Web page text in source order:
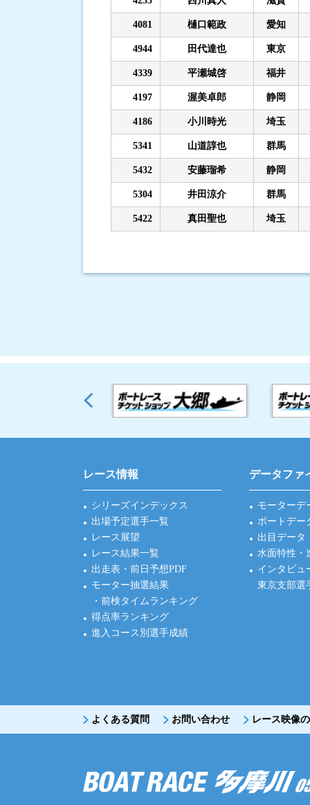
4081 樋口範政 愛知
4944 田代達也 東京
4339 平瀬城啓 福井
4197 渥美卓郎 静岡
4186 小川時光 埼玉
5341 山道諄也 群馬
5432 安藤瑠希 静岡
5304 井田涼介 群馬
5422 真田聖也 埼玉
レース情報
シリーズインデックス
出場予定選手一覧
レース展望
レース結果一覧
出走表・前日予想PDF
モーター抽選結果
・前検タイムランキング
得点率ランキング
進入コース別選手成績
データファ
モーターデ
ボートデー
出目データ
水面特性・
インタビュ
東京支部選
よくある質問 お問い合わせ レース映像